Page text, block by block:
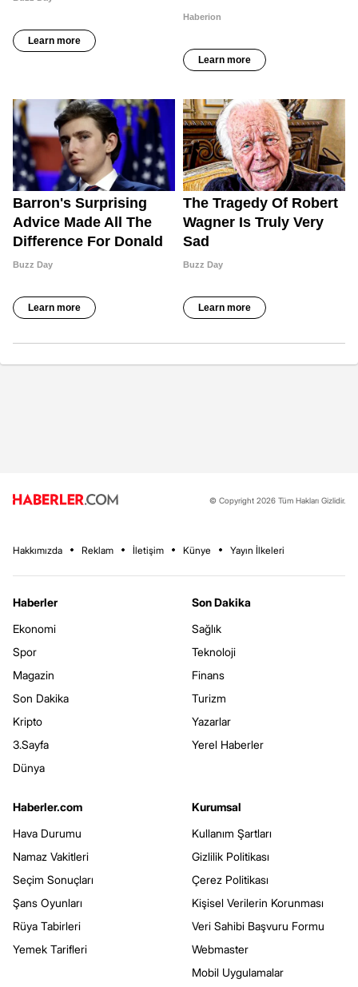
© Copyright 2026 Tüm Hakları Gizlidir.
Hakkımızda Reklam İletişim Künye Yayın İlkeleri
Haberler
Ekonomi
Spor
Magazin
Son Dakika
Kripto
3.Sayfa
Dünya
Son Dakika
Sağlık
Teknoloji
Finans
Turizm
Yazarlar
Yerel Haberler
Haberler.com
Hava Durumu
Namaz Vakitleri
Seçim Sonuçları
Şans Oyunları
Rüya Tabirleri
Yemek Tarifleri
Kurumsal
Kullanım Şartları
Gizlilik Politikası
Çerez Politikası
Kişisel Verilerin Korunması
Veri Sahibi Başvuru Formu
Webmaster
Mobil Uygulamalar